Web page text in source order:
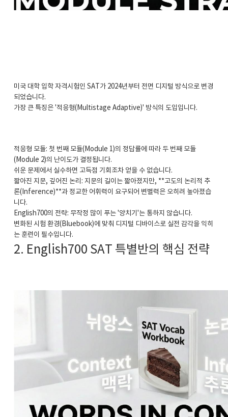
미국 대학 입학 자격시험인 SAT가 2024년부터 전면 디지털 방식으로 변경
되었습니다.
가장 큰 특징은 '적응형(Multistage Adaptive)' 방식의 도입입니다.
적응형 모듈: 첫 번째 모듈(Module 1)의 정답률에 따라 두 번째 모듈
(Module 2)의 난이도가 결정됩니다.
쉬운 문제에서 실수하면 고득점 기회조차 얻을 수 없습니다.
짧아진 지문, 깊어진 논리: 지문의 길이는 짧아졌지만, **고도의 논리적 추
론(Inference)**과 정교한 어휘력이 요구되어 변별력은 오히려 높아졌습
니다.
English700의 전략: 무작정 많이 푸는 '양치기'는 통하지 않습니다.
변화된 시험 환경(Bluebook)에 맞춰 디지털 디바이스로 실전 감각을 익히
는 훈련이 필수입니다.
2. English700 SAT 특별반의 핵심 전략